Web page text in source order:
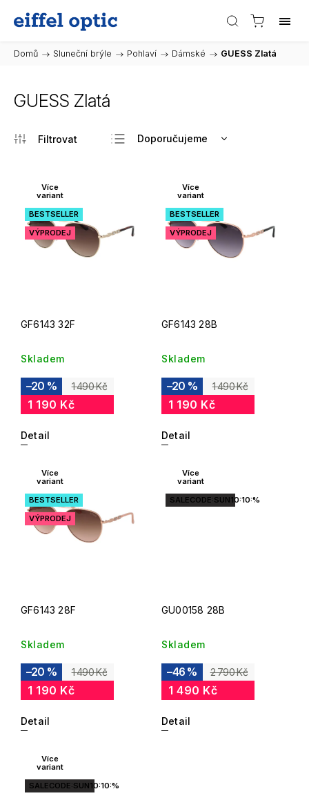
Domů / Sluneční brýle / Pohlaví / Dámské / GUESS Zlatá
GUESS Zlatá
Doporučujeme
Nejdražší
Abecedně
Více
variant
BESTSELLER
VÝPRODEJ
GF6143 32F
Skladem
1 490 Kč
–20 %
1 190 Kč
Detail
Více
variant
BESTSELLER
VÝPRODEJ
GF6143 28B
Skladem
1 490 Kč
–20 %
1 190 Kč
Detail
Více
variant
BESTSELLER
VÝPRODEJ
GF6143 28F
Skladem
1 490 Kč
–20 %
1 190 Kč
Detail
Více
variant
SALECODE:SUN10:10:%
GU00158 28B
Skladem
2 790 Kč
–46 %
1 490 Kč
Detail
Více
variant
SALECODE:SUN10:10:%